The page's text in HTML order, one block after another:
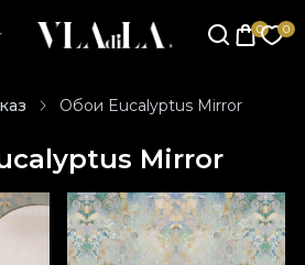
Обои Eucalyptus Mirror
Mirror